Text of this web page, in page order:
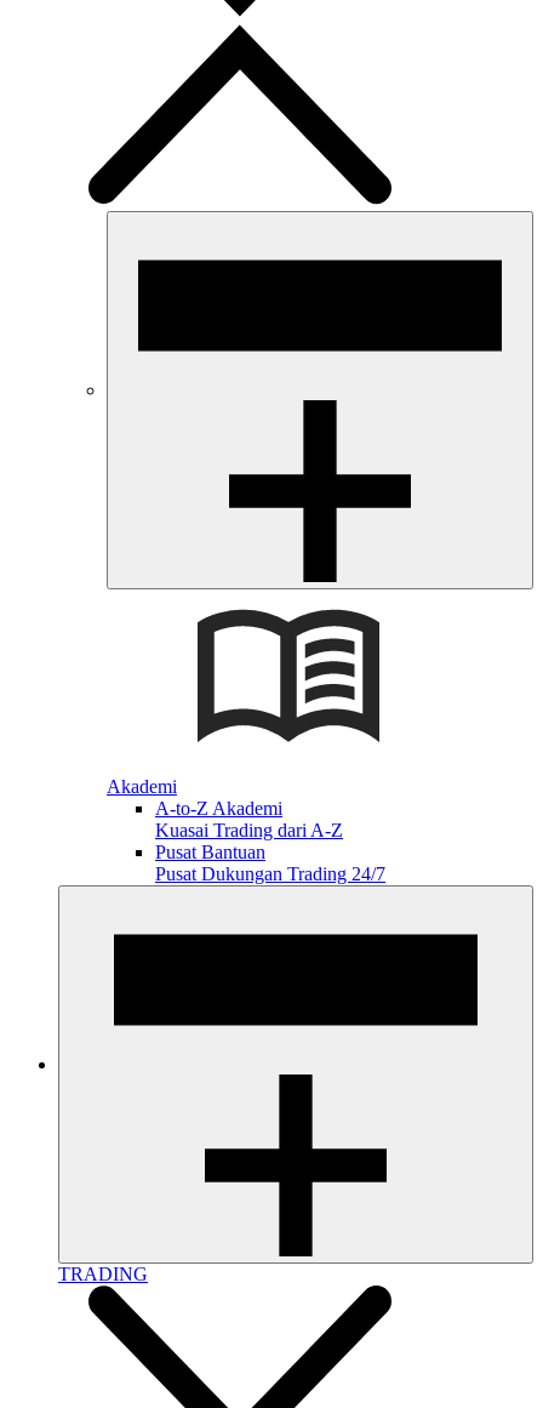
Akademi
A-to-Z Akademi
Kuasai Trading dari A-Z
Pusat Bantuan
Pusat Dukungan Trading 24/7
TRADING